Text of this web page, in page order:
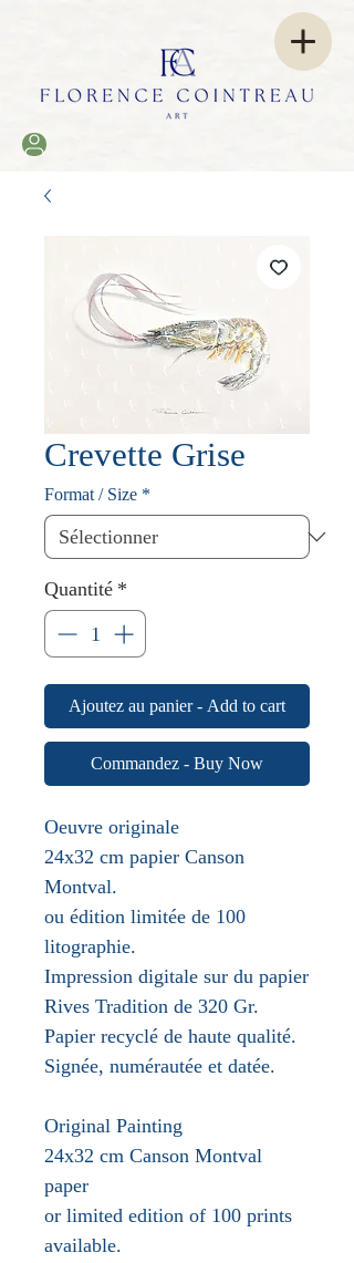
Crevette Grise
Format / Size *
Quantité *
Ajoutez au panier - Add to cart
Commandez - Buy Now
Oeuvre originale
24x32 cm papier Canson
Montval.
ou édition limitée de 100
litographie.
Impression digitale sur du papier
Rives Tradition de 320 Gr.
Papier recyclé de haute qualité.
Signée, numérautée et datée.
Original Painting
24x32 cm Canson Montval
paper
or limited edition of 100 prints
available.